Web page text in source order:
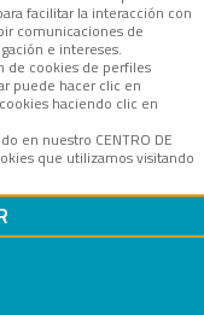
facilitar la interacción con
comunicaciones de
e intereses.
de cookies de perfiles
puede hacer clic en
haciendo clic en
en nuestro CENTRO DE
que utilizamos visitando